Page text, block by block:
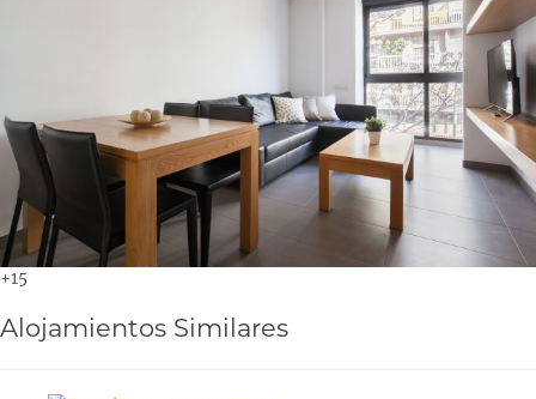
+15
Alojamientos Similares